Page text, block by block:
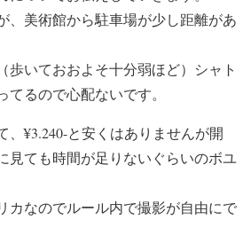
、美術館から駐車場が少し距離があ
歩いておおよそ十分弱ほど）シャト
るので心配ないです。
、¥3.240-と安くはありませんが開
見ても時間が足りないぐらいのボユ
カなのでルール内で撮影が自由にで